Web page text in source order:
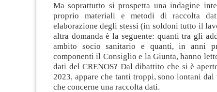
Ma soprattutto si prospetta una indagine
proprio materiali e metodi di raccolta
elaborazione degli stessi (in soldoni tutto il
altra domanda è la seguente: quanti tra gli
ambito socio sanitario e quanti, in anni
componenti il Consiglio e la Giunta, hanno
dati del CRENOS? Dal dibattito che si è
2023, appare che tanti troppi, sono lontani
che concerne una raccolta dati.